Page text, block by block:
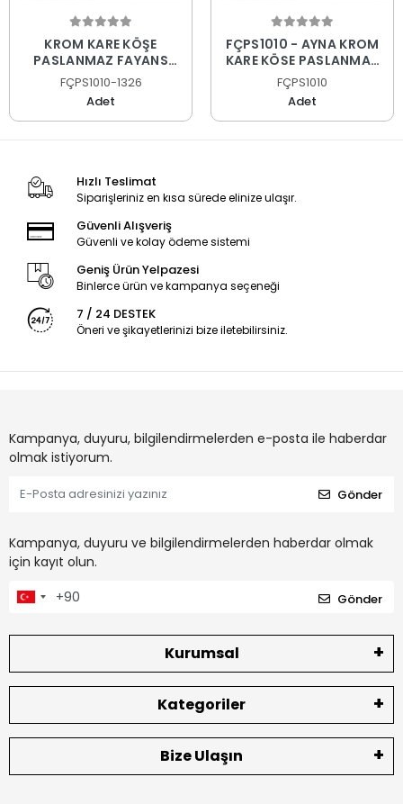
KROM KARE KÖŞE
PASLANMAZ FAYANS
PROFİLİ
FÇPS1010-1326
Adet
FÇPS1010 - AYNA KROM
KARE KÖŞE PASLANMAZ
FAYANS PROFİLİ
FÇPS1010
Adet
Hızlı Teslimat
Siparişleriniz en kısa sürede elinize ulaşır.
Güvenli Alışveriş
Güvenli ve kolay ödeme sistemi
Geniş Ürün Yelpazesi
Binlerce ürün ve kampanya seçeneği
7 / 24 DESTEK
Öneri ve şikayetlerinizi bize iletebilirsiniz.
Kampanya, duyuru, bilgilendirmelerden e-posta ile haberdar
olmak istiyorum.
Gönder
Kampanya, duyuru ve bilgilendirmelerden haberdar olmak
için kayıt olun.
Gönder
Kurumsal
Kategoriler
Bize Ulaşın